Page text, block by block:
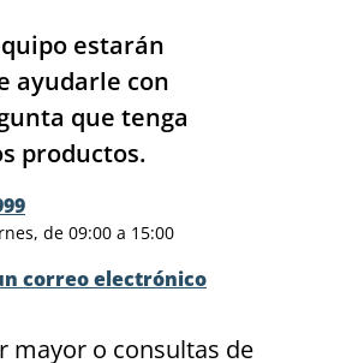
estarán
ayudarle con
que tenga
productos.
de 09:00 a 15:00
correo electrónico
mayor o consultas de